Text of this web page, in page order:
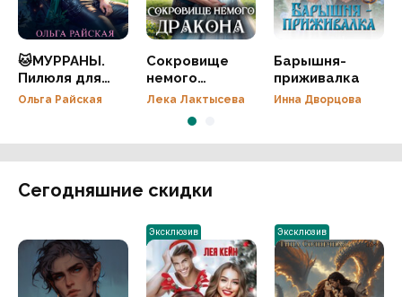
🐱МУРРАНЫ.
Пилюля для
неизлечимо
Ольга Райская
Сокровище
немого
дракона
Лека Лактысева
Барышня-
приживалка
Инна Дворцова
Сегодняшние скидки
Эксклюзив Эксклюзив